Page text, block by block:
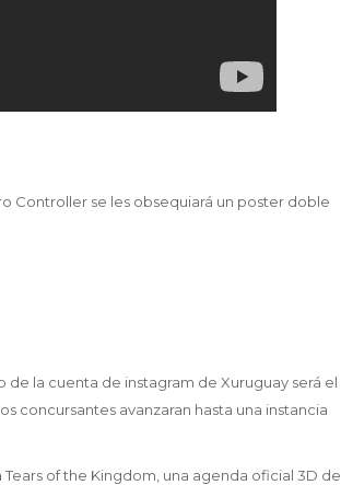
Controller se les obsequiará un poster doble
la cuenta de instagram de Xuruguay será el
concursantes avanzaran hasta una instancia
of the Kingdom, una agenda oficial 3D de